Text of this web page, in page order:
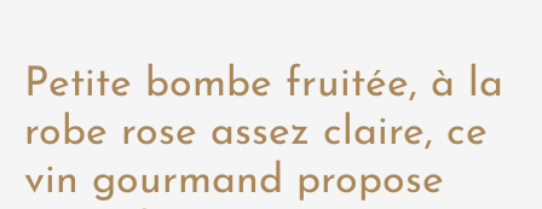
Petite bombe fruitée, à la
robe rose assez claire, ce
vin gourmand propose